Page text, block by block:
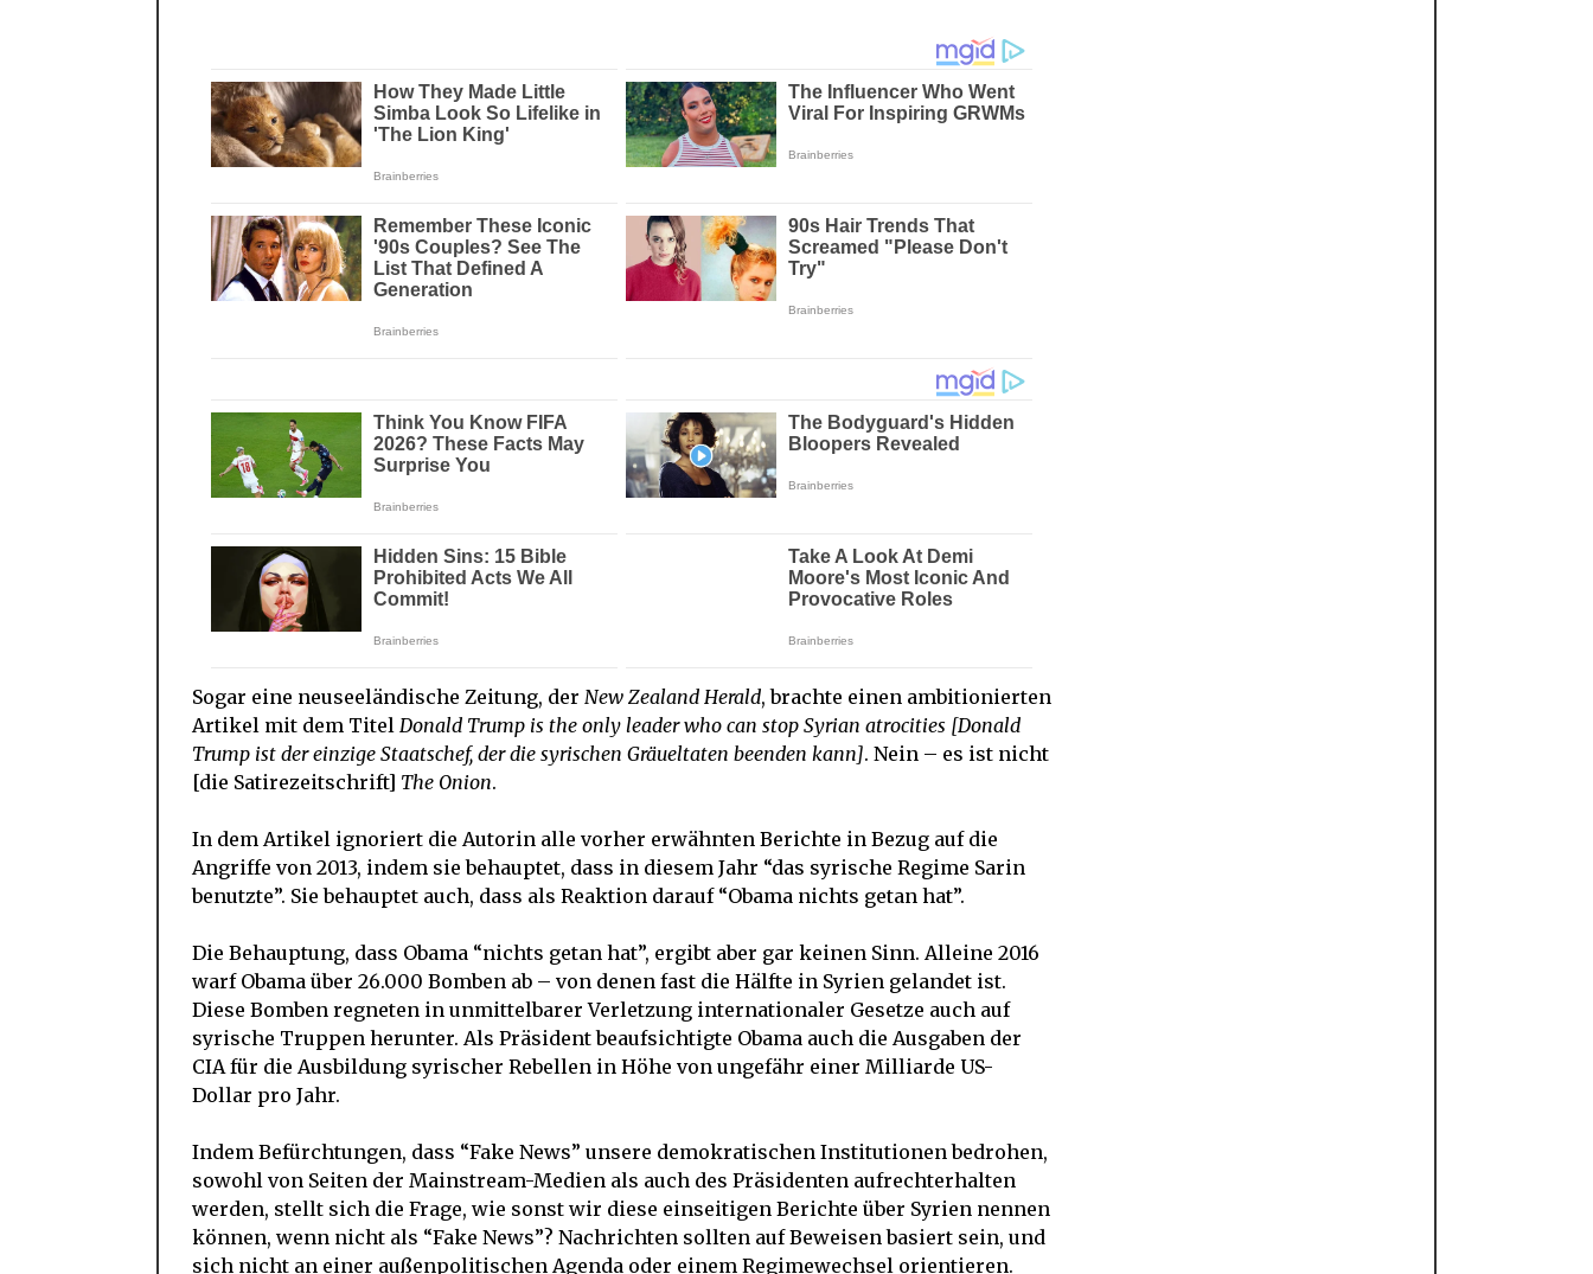
Sogar eine neuseeländische Zeitung, der New Zealand Herald, brachte einen ambitionierten
Artikel mit dem Titel Donald Trump is the only leader who can stop Syrian atrocities [Donald
Trump ist der einzige Staatschef, der die syrischen Gräueltaten beenden kann]. Nein – es ist nicht
[die Satirezeitschrift] The Onion.
In dem Artikel ignoriert die Autorin alle vorher erwähnten Berichte in Bezug auf die
Angriffe von 2013, indem sie behauptet, dass in diesem Jahr “das syrische Regime Sarin
benutzte”. Sie behauptet auch, dass als Reaktion darauf “Obama nichts getan hat”.
Die Behauptung, dass Obama “nichts getan hat”, ergibt aber gar keinen Sinn. Alleine 2016
warf Obama über 26.000 Bomben ab – von denen fast die Hälfte in Syrien gelandet ist.
Diese Bomben regneten in unmittelbarer Verletzung internationaler Gesetze auch auf
syrische Truppen herunter. Als Präsident beaufsichtigte Obama auch die Ausgaben der
CIA für die Ausbildung syrischer Rebellen in Höhe von ungefähr einer Milliarde US-
Dollar pro Jahr.
Indem Befürchtungen, dass “Fake News” unsere demokratischen Institutionen bedrohen,
sowohl von Seiten der Mainstream-Medien als auch des Präsidenten aufrechterhalten
werden, stellt sich die Frage, wie sonst wir diese einseitigen Berichte über Syrien nennen
können, wenn nicht als “Fake News”? Nachrichten sollten auf Beweisen basiert sein, und
sich nicht an einer außenpolitischen Agenda oder einem Regimewechsel orientieren.